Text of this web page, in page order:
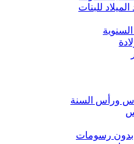
للبنات
ورأس السنة
بدون رسومات